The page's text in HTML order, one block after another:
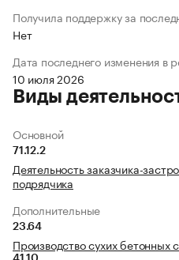
Получила поддержку за
Нет
Дата последнего изменения в
10 июля 2026
Виды
Основной
71.12.2
Деятельность заказчика-
подрядчика
Дополнительные
23.64
Производство сухих бетонных